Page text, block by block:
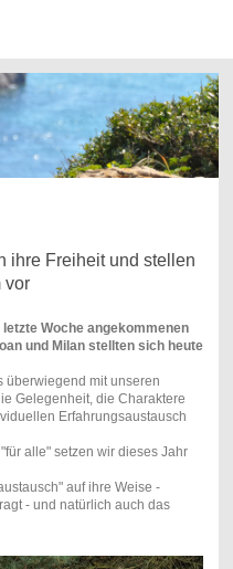
ihre Freiheit und stellen
vor
Woche angekommenen
und Milan stellten sich heute
überwiegend mit unseren
Gelegenheit, die Charaktere
Erfahrungsaustausch
alle" setzen wir dieses Jahr
auf ihre Weise -
- und natürlich auch das